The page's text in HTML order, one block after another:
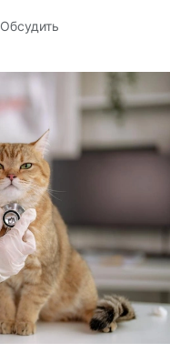
Обсудить